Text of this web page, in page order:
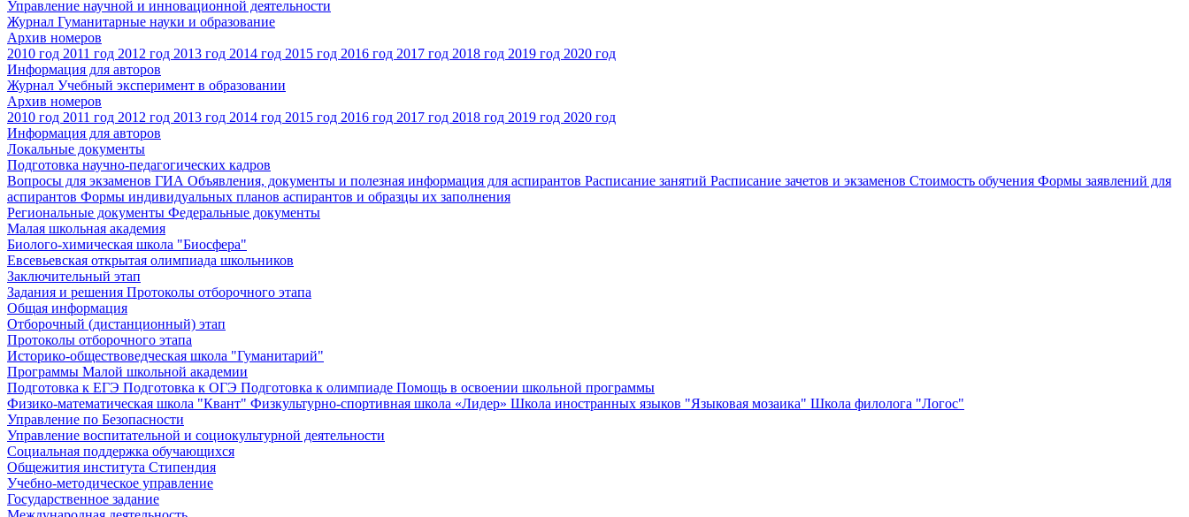
Управление научной и инновационной деятельности
Журнал Гуманитарные науки и образование
Архив номеров
2010 год 2011 год 2012 год 2013 год 2014 год 2015 год 2016 год 2017 год 2018 год 2019 год 2020 год
Информация для авторов
Журнал Учебный эксперимент в образовании
Архив номеров
2010 год 2011 год 2012 год 2013 год 2014 год 2015 год 2016 год 2017 год 2018 год 2019 год 2020 год
Информация для авторов
Локальные документы
Подготовка научно-педагогических кадров
Вопросы для экзаменов ГИА Объявления, документы и полезная информация для аспирантов Расписание занятий Расписание зачетов и экзаменов Стоимость обучения Формы заявлений для
аспирантов Формы индивидуальных планов аспирантов и образцы их заполнения
Региональные документы Федеральные документы
Малая школьная академия
Биолого-химическая школа "Биосфера"
Евсевьевская открытая олимпиада школьников
Заключительный этап
Задания и решения Протоколы отборочного этапа
Общая информация
Отборочный (дистанционный) этап
Протоколы отборочного этапа
Историко-обществоведческая школа "Гуманитарий"
Программы Малой школьной академии
Подготовка к ЕГЭ Подготовка к ОГЭ Подготовка к олимпиаде Помощь в освоении школьной программы
Физико-математическая школа "Квант" Физкультурно-спортивная школа «Лидер» Школа иностранных языков "Языковая мозаика" Школа филолога "Логос"
Управление по Безопасности
Управление воспитательной и социокультурной деятельности
Социальная поддержка обучающихся
Общежития института Стипендия
Учебно-методическое управление
Государственное задание